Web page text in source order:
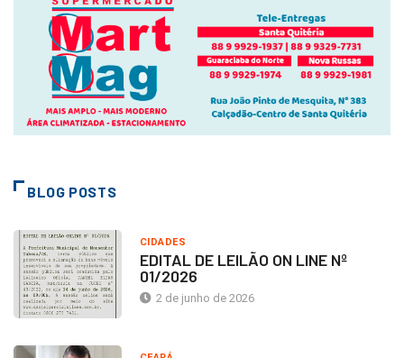
BLOG POSTS
CIDADES
EDITAL DE LEILÃO ON LINE Nº
01/2026
2 de junho de 2026